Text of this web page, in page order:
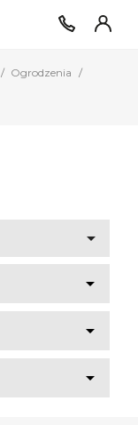
Ogrodzenia



